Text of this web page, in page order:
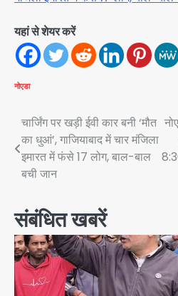
यहां से शेयर करें
नोएडा
Post
navigation
चार्जिंग पर खड़ी ईवी कार बनी ‘मौत
का धुआं’, गाजियाबाद में चार मंजिला
इमारत में फंसे 17 लोग, बाल-बाल
बची जान
संबंधित खबरें